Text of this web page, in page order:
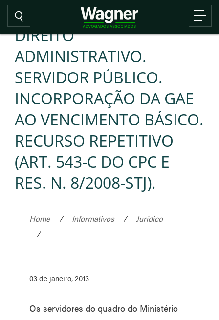
DIREITO
ADMINISTRATIVO.
SERVIDOR PÚBLICO.
INCORPORAÇÃO DA GAE
AO VENCIMENTO BÁSICO.
RECURSO REPETITIVO
(ART. 543-C DO CPC E
RES. N. 8/2008-STJ).
Home / Informativos /
Jurídico
/
03 de janeiro, 2013
Os servidores do quadro do Ministério